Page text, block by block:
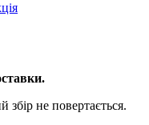
не повертається.